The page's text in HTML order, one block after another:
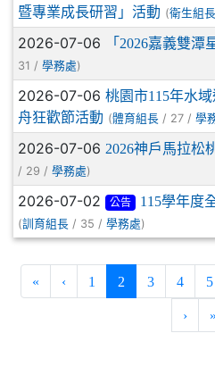
暨專業成長研習」活動 (衛生組長
2026-07-06 「2026嘉義雙潭
31 / 學務處)
2026-07-06 桃園市115年水
舟狂歡節活動 (體育組長 / 27 / 學
2026-07-06 2026神戶馬拉松
/ 29 / 學務處)
2026-07-02 公告 115學年度
(訓育組長 / 35 / 學務處)
« ‹ 1 2 (current)
3 4 5
› »